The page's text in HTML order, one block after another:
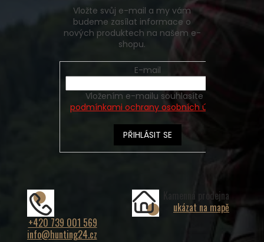
Vložte svůj e-mail a my vám
budeme zasílat informace o
nových produktech na našem e-
shopu.
E-mail
podmínkami ochrany osobních údajů
PŘIHLÁSIT SE
+420 739 001 569
info@hunting24.cz
Kamenná prodejna
ukázat na mapě